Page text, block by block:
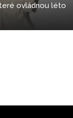
ovládnou léto